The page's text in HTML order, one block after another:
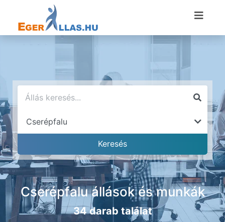
Cserépfalu állások és munkák
34 darab találat